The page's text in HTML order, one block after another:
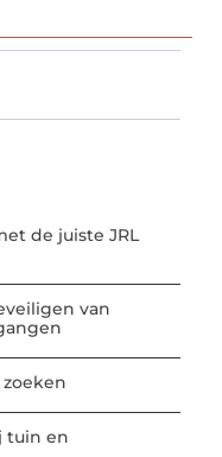
de juiste JRL
van
tuin en